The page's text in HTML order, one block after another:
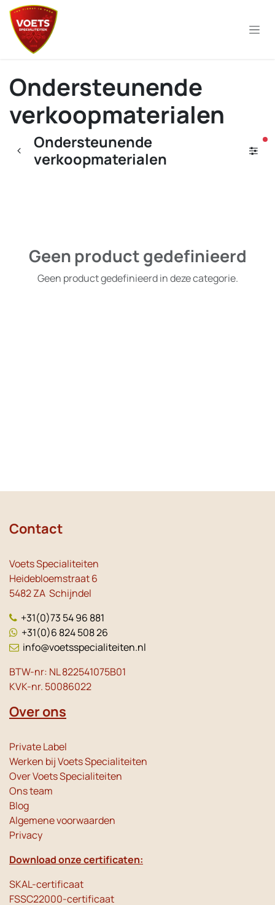
Overslaan naar inhoud
Ondersteunende
verkoopmaterialen
Ondersteunende
verkoopmaterialen
Geen product gedefinieerd
Geen product gedefinieerd in deze categorie.
Contact
Voets Specialiteiten
Heidebloemstraat 6
5482 ZA Schijndel
+31(0)73 54 96 881
+31(0)6 824 508 26
info@voetsspecialiteiten.nl
BTW-nr: NL 822541075B01
KVK-nr. 50086022
Over ons
Private Label
Werken bij Voets Specialiteiten
Over Voets Specialiteiten
Ons team
Blog
Algemene voorwaarden
Privacy
Download onze certificaten:
SKAL-certificaat
FSSC22000-certificaat